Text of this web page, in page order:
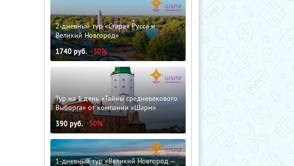
2-дневный тур «Старая Русса и
Великий Новгород»
1740руб. -50%
Тур на 1 день «Тайны средневекового
Выборга» от компании «Шарм»
390 руб. -50%
1-дневный тур «Великий Новгород —